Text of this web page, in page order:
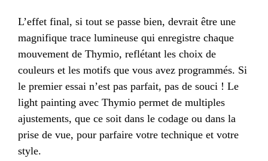
L’effet final, si tout se passe bien, devrait être une
magnifique trace lumineuse qui enregistre chaque
mouvement de Thymio, reflétant les choix de
couleurs et les motifs que vous avez programmés. Si
le premier essai n’est pas parfait, pas de souci ! Le
light painting avec Thymio permet de multiples
ajustements, que ce soit dans le codage ou dans la
prise de vue, pour parfaire votre technique et votre
style.